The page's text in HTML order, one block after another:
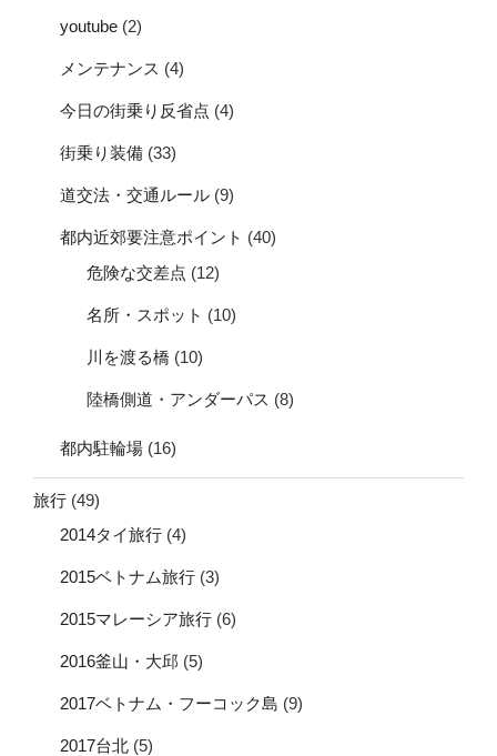
youtube (2)
メンテナンス (4)
今日の街乗り反省点 (4)
街乗り装備 (33)
道交法・交通ルール (9)
都内近郊要注意ポイント (40)
危険な交差点 (12)
名所・スポット (10)
川を渡る橋 (10)
陸橋側道・アンダーパス (8)
都内駐輪場 (16)
旅行 (49)
2014タイ旅行 (4)
2015ベトナム旅行 (3)
2015マレーシア旅行 (6)
2016釜山・大邱 (5)
2017ベトナム・フーコック島 (9)
2017台北 (5)